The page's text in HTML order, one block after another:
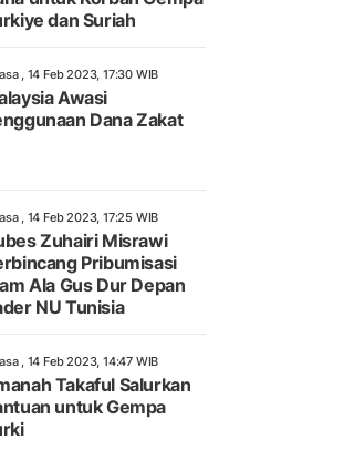
dan Suriah
, 14 Feb 2023, 17:30 WIB
Awasi
Dana Zakat
, 14 Feb 2023, 17:25 WIB
Zuhairi Misrawi
Pribumisasi
Ala Gus Dur Depan
NU Tunisia
, 14 Feb 2023, 14:47 WIB
Takaful Salurkan
untuk Gempa